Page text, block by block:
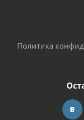
Политика